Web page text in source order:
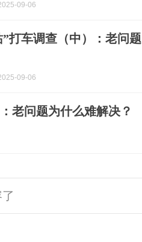
09-06
打车调查（中）：老问题
09-06
老问题为什么难解决？